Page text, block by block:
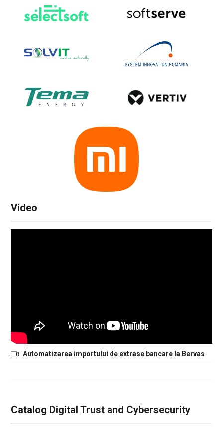
Video
Automatizarea importului de extrase bancare la Bervas
Catalog Digital Trust and Cybersecurity